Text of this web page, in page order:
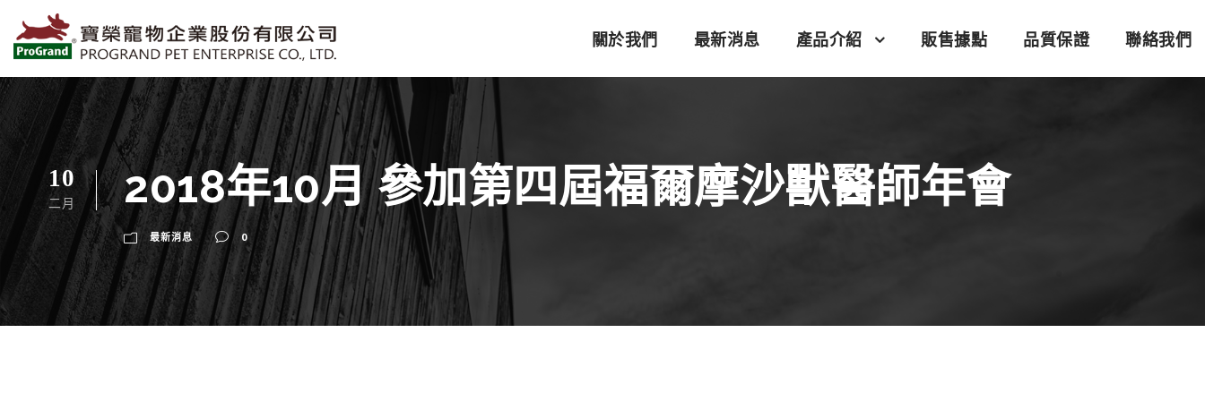
關於我們 最新消息 產品介紹 販售據點 品質保證 聯絡我們
10
二月 2018年10月 參加第四屆福爾摩沙獸醫師年會
最新消息 0